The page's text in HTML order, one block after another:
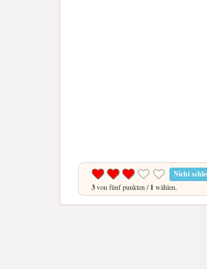
Nicht
3von fünf punkten /1 wählen.